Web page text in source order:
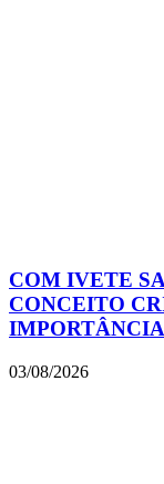
COM IVETE
CONCEITO
03/08/2026